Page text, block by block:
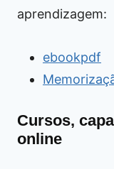
aprendizagem:
ebookpdf
Cursos,
online